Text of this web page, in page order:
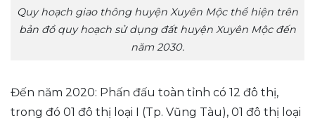
Quy hoạch giao thông huyện Xuyên Mộc thể hiện trên
bản đồ quy hoạch sử dụng đất huyện Xuyên Mộc đến
năm 2030.
Đến năm 2020: Phấn đấu toàn tỉnh có 12 đô thị,
trong đó 01 đô thị loại I (Tp. Vũng Tàu), 01 đô thị loại